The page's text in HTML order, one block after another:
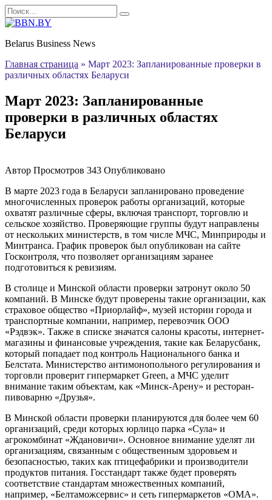
Перейти
к
Search
for:
Belarus Business News
Главная страница » Март 2023: Запланированные проверки в
различных областях Беларуси
Март 2023: Запланированные
проверки в различных областях
Беларуси
Автор Просмотров 343 Опубликовано
В марте 2023 года в Беларуси запланировано проведение
многочисленных проверок работы организаций, которые
охватят различные сферы, включая транспорт, торговлю и
сельское хозяйство. Проверяющие группы будут направлены
от нескольких министерств, в том числе МЧС, Минприроды и
Минтранса. График проверок был опубликован на сайте
Госконтроля, что позволяет организациям заранее
подготовиться к ревизиям.
В столице и Минской области проверки затронут около 50
компаний. В Минске будут проверены такие организации, как
страховое общество «Приорлайф», музей истории города и
транспортные компании, например, перевозчик ООО
«Рэдвэк». Также в списке значатся салоны красоты, интернет-
магазины и финансовые учреждения, такие как Беларусбанк,
который попадает под контроль Национального банка и
Белстата. Министерство антимонопольного регулирования и
торговли проверит гипермаркет Green, а МЧС уделит
внимание таким объектам, как «Минск-Арену» и ресторан-
пивоварню «Друзья».
В Минской области проверки планируются для более чем 60
организаций, среди которых юрлицо парка «Сула» и
агрокомбинат «Ждановичи». Основное внимание уделят ли
организациям, связанным с общественным здоровьем и
безопасностью, таких как птицефабрики и производители
продуктов питания. Госстандарт также будет проверять
соответствие стандартам множественных компаний,
например, «Белтаможсервис» и сеть гипермаркетов «ОМА».